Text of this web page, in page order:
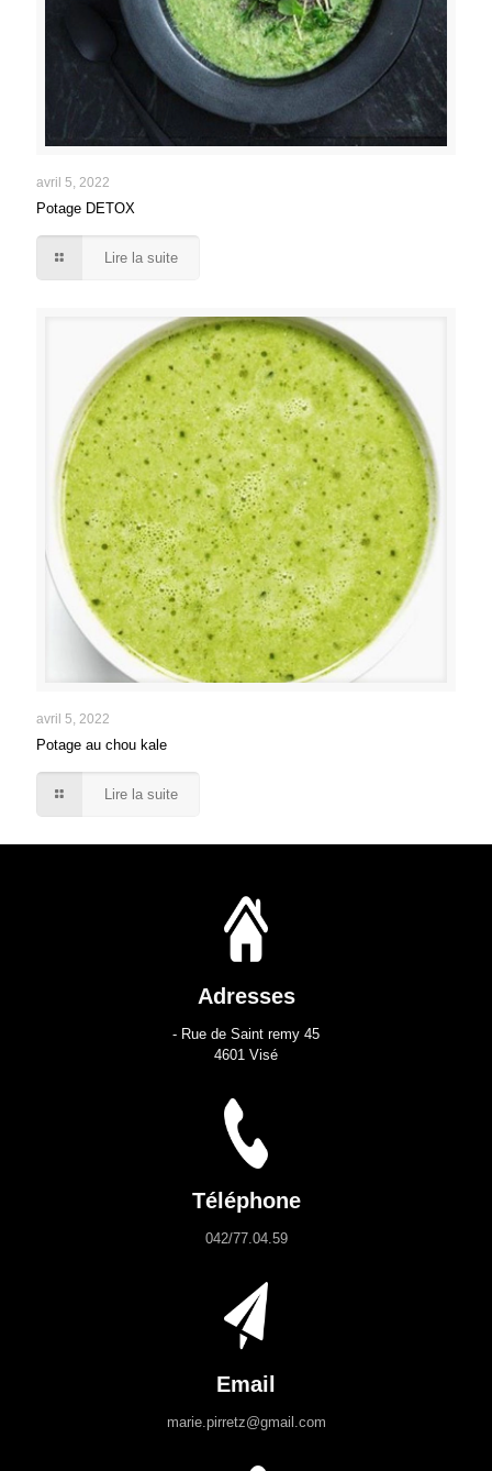
avril 5, 2022
Potage DETOX
Lire la suite
avril 5, 2022
Potage au chou kale
Lire la suite
Adresses
- Rue de Saint remy 45
4601 Visé
Téléphone
042/77.04.59
Email
marie.pirretz@gmail.com